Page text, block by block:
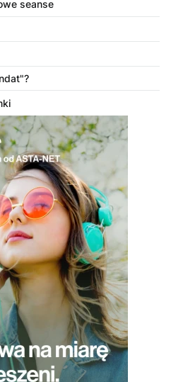
seanse